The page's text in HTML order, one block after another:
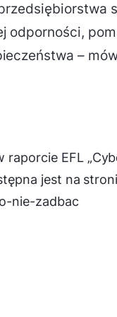
odporności,
–
raporcie EFL
jest na
nie-zadbac